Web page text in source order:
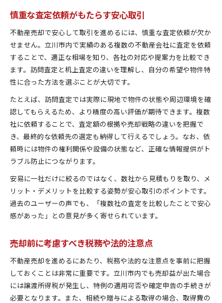
慎重な査定依頼がもたらす安心取引
不動産売却で安心して取引を進めるには、慎重な査定依頼が欠か
せません。立川市内で実績のある複数の不動産会社に査定を依頼
することで、適正な相場を知り、各社の対応や提案力を比較でき
ます。訪問査定と机上査定の違いを理解し、自分の希望や物件特
性に合った方法を選ぶことが大切です。
たとえば、訪問査定では実際に現地で物件の状態や周辺環境を確
認してもらえるため、より精度の高い評価が期待できます。複数
社に依頼することで、査定額の根拠や売却戦略の違いを把握で
き、最終的な依頼先の選定も納得して行えるでしょう。なお、依
頼時には物件の権利関係や設備の状態など、正確な情報提供がト
ラブル防止につながります。
安易に一社だけに絞るのではなく、数社から見積もりを取り、メ
リット・デメリットを比較する姿勢が安心取引のポイントです。
過去のユーザーの声でも、「複数社の査定を比較したことで安心
感があった」との意見が多く寄せられています。
売却前に考慮すべき税務や法的注意点
不動産売却を進めるにあたり、税務や法的な注意点を事前に把握
しておくことは非常に重要です。立川市内でも売却益が出た場合
には譲渡所得税が発生し、特例の適用可否や確定申告の手続きが
必要となります。また、相続や贈与による取得の場合、取得費の